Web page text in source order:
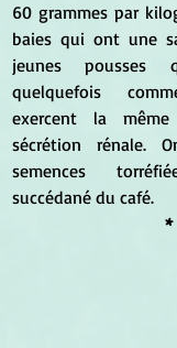
60 grammes par
baies qui ont une
jeunes pousses
quelquefois
exercent la
sécrétion rénale.
semences
succédané du café.
*